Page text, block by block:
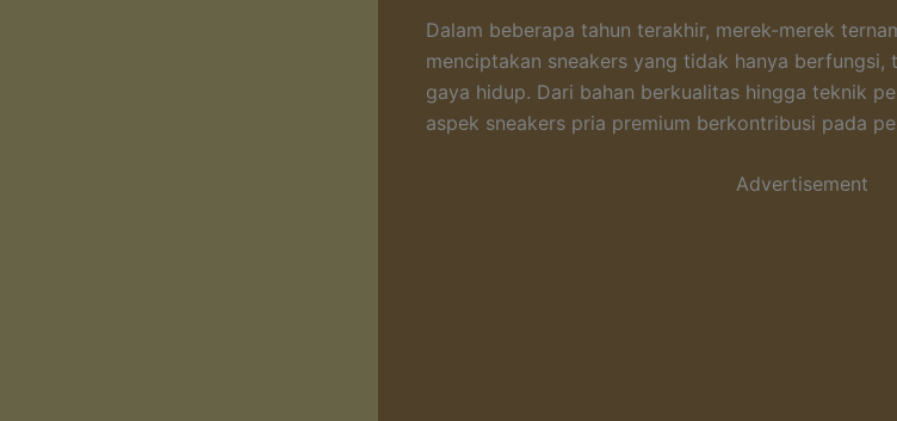
Dalam beberapa tahun terakhir, merek-merek
menciptakan sneakers yang tidak hanya
gaya hidup. Dari bahan berkualitas hingga teknik
aspek sneakers pria premium berkontribusi pada
Advertisement